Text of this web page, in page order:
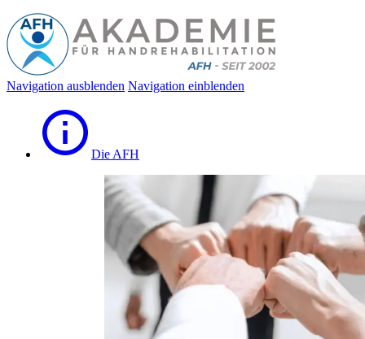
Navigation ausblenden Navigation einblenden
Die AFH